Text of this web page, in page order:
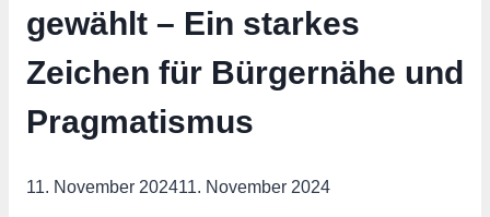
gewählt – Ein starkes
Zeichen für Bürgernähe und
Pragmatismus
11. November 202411. November 2024